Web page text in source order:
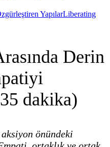
YapılarLiberating
Derin
dakika)
önündeki